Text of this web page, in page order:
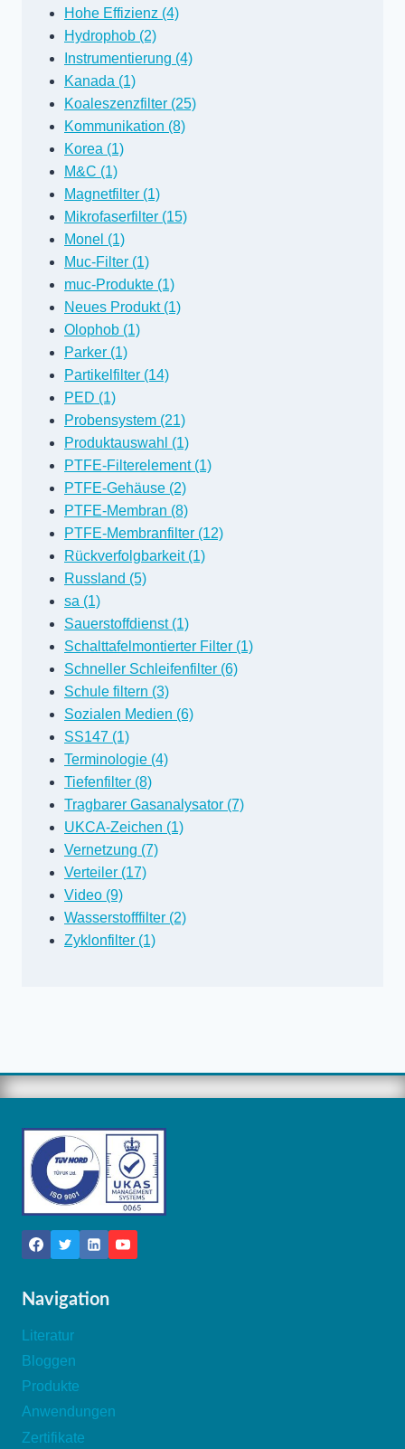
Hohe Effizienz (4)
Hydrophob (2)
Instrumentierung (4)
Kanada (1)
Koaleszenzfilter (25)
Kommunikation (8)
Korea (1)
M&C (1)
Magnetfilter (1)
Mikrofaserfilter (15)
Monel (1)
Muc-Filter (1)
muc-Produkte (1)
Neues Produkt (1)
Olophob (1)
Parker (1)
Partikelfilter (14)
PED (1)
Probensystem (21)
Produktauswahl (1)
PTFE-Filterelement (1)
PTFE-Gehäuse (2)
PTFE-Membran (8)
PTFE-Membranfilter (12)
Rückverfolgbarkeit (1)
Russland (5)
sa (1)
Sauerstoffdienst (1)
Schalttafelmontierter Filter (1)
Schneller Schleifenfilter (6)
Schule filtern (3)
Sozialen Medien (6)
SS147 (1)
Terminologie (4)
Tiefenfilter (8)
Tragbarer Gasanalysator (7)
UKCA-Zeichen (1)
Vernetzung (7)
Verteiler (17)
Video (9)
Wasserstofffilter (2)
Zyklonfilter (1)
Navigation
Literatur
Bloggen
Produkte
Anwendungen
Zertifikate